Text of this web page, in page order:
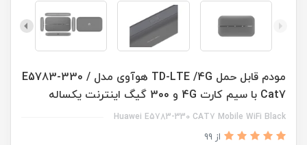
مودم قابل حمل TD-LTE /4G هوآوی مدل E5783-330 /
Cat7 با سیم کارت 4G و 300 گیگ اینترنت یکساله
Huawei E5783-330 CAT7 Mobile WiFi Black
از 99